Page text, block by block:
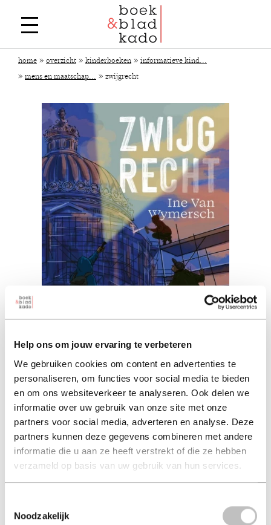
Help ons om jouw ervaring te verbeteren
We gebruiken cookies om content en advertenties te
personaliseren, om functies voor social media te bieden
en om ons websiteverkeer te analyseren. Ook delen we
informatie over uw gebruik van onze site met onze
partners voor social media, adverteren en analyse. Deze
partners kunnen deze gegevens combineren met andere
informatie die u aan ze heeft verstrekt of die ze hebben
verzameld op basis van uw gebruik van hun services.
Noodzakelijk
home » overzicht » kinderboeken » informatieve kind...
» mens en maatschap... » zwijgrecht
Zwijgrecht
ine van wymersch (auteur) | fiene van den abeele (auteur)
| delphine frantzen (illustrator)
hard-cover 18,99
18,99 excl. 3,95 verzendkosten NL
in winkelmand